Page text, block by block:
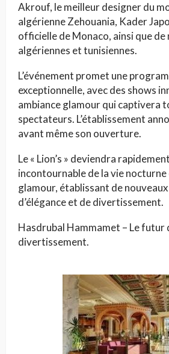
Akrouf, le meilleur designer du
algérienne Zehouania, Kader
officielle de Monaco, ainsi que
algériennes et tunisiennes.
L’événement promet une
exceptionnelle, avec des shows
ambiance glamour qui captivera
spectateurs. L’établissement
avant même son ouverture.
Le « Lion’s » deviendra
incontournable de la vie nocturne
glamour, établissant de
d’élégance et de divertissement.
Hasdrubal Hammamet – Le futur
divertissement.